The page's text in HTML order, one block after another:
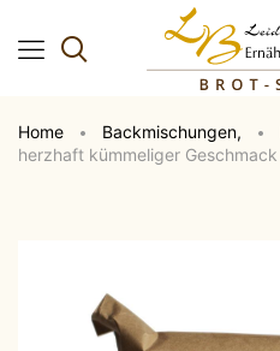
Home Backmischungen,
herzhaft kümmeliger Geschmack